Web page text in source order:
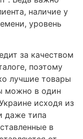
наличие у
уровень
за качеством
поэтому
лучшие товары
можно в один
исходя из
даже типа
в